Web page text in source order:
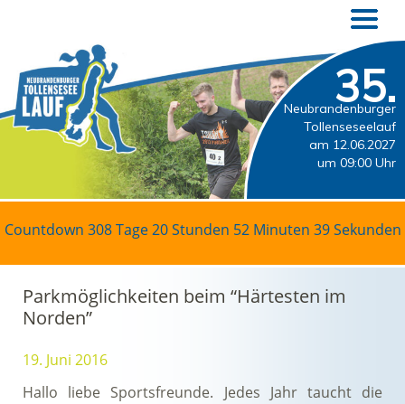
35.
Neubrandenburger
Tollenseseelauf
am 12.06.2027
um 09:00 Uhr
Countdown 308 Tage 20 Stunden 52 Minuten 38 Sekunden
Parkmöglichkeiten beim “Härtesten im
Norden”
19. Juni 2016
Hallo liebe Sportsfreunde. Jedes Jahr taucht die